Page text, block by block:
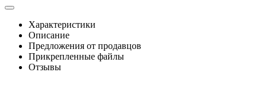
Характеристики
Описание
Предложения от продавцов
Прикрепленные файлы
Отзывы